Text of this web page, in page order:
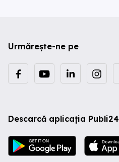
Urmărește-ne pe
Descarcă aplicația Publi24